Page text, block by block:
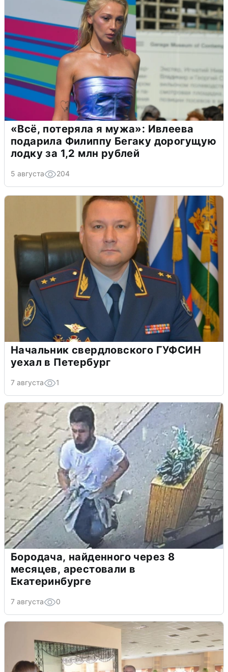
«Всё, потеряла я мужа»: Ивлеева
подарила Филиппу Бегаку дорогущую
лодку за 1,2 млн рублей
5 августа 204
Начальник свердловского ГУФСИН
уехал в Петербург
7 августа 1
Бородача, найденного через 8
месяцев, арестовали в
Екатеринбурге
7 августа 0